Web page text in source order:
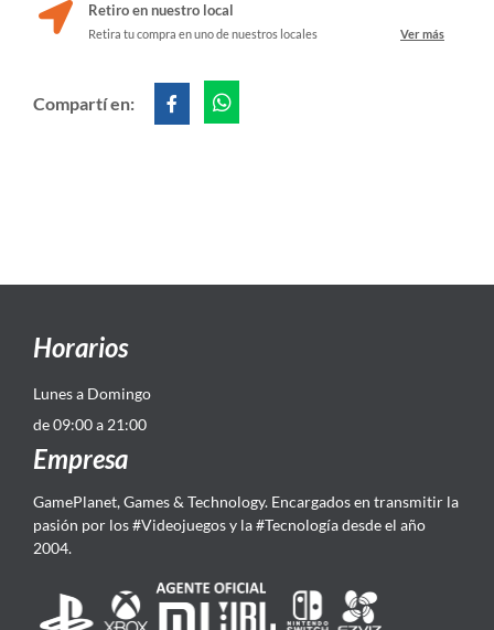
Retiro en nuestro local
Retira tu compra en uno de nuestros locales Ver más
Compartí en:
Horarios
Lunes a Domingo
de 09:00 a 21:00
Empresa
GamePlanet, Games & Technology. Encargados en transmitir la
pasión por los #Videojuegos y la #Tecnología desde el año
2004.